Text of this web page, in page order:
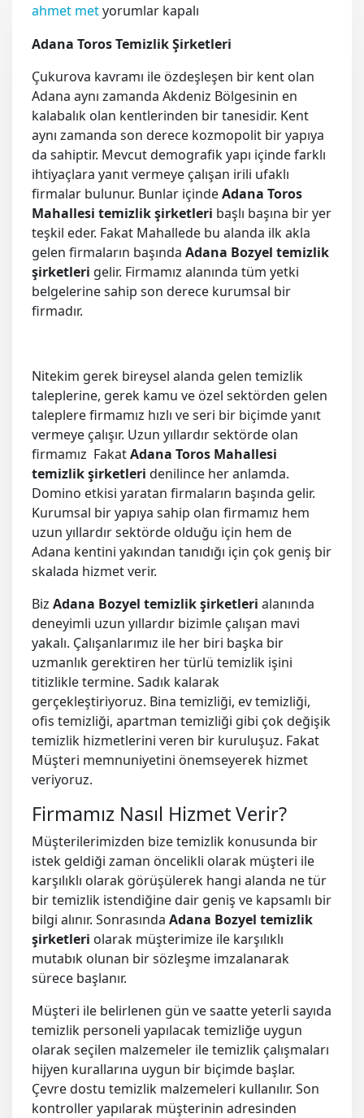
ahmet metAdana
Temizlik
Şirketleri
için
yorumlar kapalı
Adana Toros Temizlik Şirketleri
Çukurova kavramı ile özdeşleşen bir kent olan
Adana aynı zamanda Akdeniz Bölgesinin en
kalabalık olan kentlerinden bir tanesidir. Kent
aynı zamanda son derece kozmopolit bir yapıya
da sahiptir. Mevcut demografik yapı içinde farklı
ihtiyaçlara yanıt vermeye çalışan irili ufaklı
firmalar bulunur. Bunlar içindeAdana Toros
Mahallesi temizlik şirketleri başlı başına bir yer
teşkil eder. Fakat Mahallede bu alanda ilk akla
gelen firmaların başında Adana Bozyel temizlik
şirketleri gelir. Firmamız alanında tüm yetki
belgelerine sahip son derece kurumsal bir
firmadır.
Nitekim gerek bireysel alanda gelen temizlik
taleplerine, gerek kamu ve özel sektörden gelen
taleplere firmamız hızlı ve seri bir biçimde yanıt
vermeye çalışır. Uzun yıllardır sektörde olan
firmamız FakatAdana Toros Mahallesi
temizlik şirketleri denilince her anlamda.
Domino etkisi yaratan firmaların başında gelir.
Kurumsal bir yapıya sahip olan firmamız hem
uzun yıllardır sektörde olduğu için hem de
Adana kentini yakından tanıdığı için çok geniş bir
skalada hizmet verir.
Biz Adana Bozyel temizlik şirketleri alanında
deneyimli uzun yıllardır bizimle çalışan mavi
yakalı. Çalışanlarımız ile her biri başka bir
uzmanlık gerektiren her türlü temizlik işini
titizlikle termine. Sadık kalarak
gerçekleştiriyoruz. Bina temizliği, ev temizliği,
ofis temizliği, apartman temizliği gibi çok değişik
temizlik hizmetlerini veren bir kuruluşuz. Fakat
Müşteri memnuniyetini önemseyerek hizmet
veriyoruz.
Firmamız Nasıl Hizmet Verir?
Müşterilerimizden bize temizlik konusunda bir
istek geldiği zaman öncelikli olarak müşteri ile
karşılıklı olarak görüşülerek hangi alanda ne tür
bir temizlik istendiğine dair geniş ve kapsamlı bir
bilgi alınır. Sonrasında Adana Bozyel temizlik
şirketleri olarak müşterimize ile karşılıklı
mutabık olunan bir sözleşme imzalanarak
sürece başlanır.
Müşteri ile belirlenen gün ve saatte yeterli sayıda
temizlik personeli yapılacak temizliğe uygun
olarak seçilen malzemeler ile temizlik çalışmaları
hijyen kurallarına uygun bir biçimde başlar.
Çevre dostu temizlik malzemeleri kullanılır. Son
kontroller yapılarak müşterinin adresinden